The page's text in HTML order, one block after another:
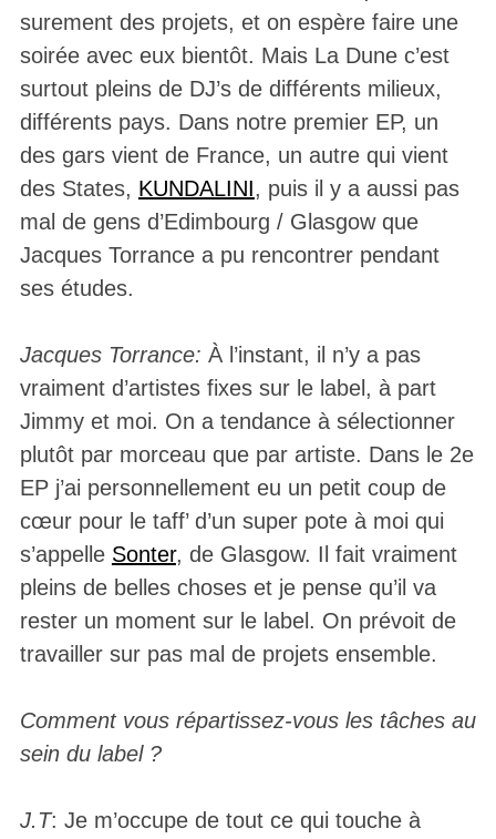
surement des projets, et on espère faire une
soirée avec eux bientôt. Mais La Dune c’est
surtout pleins de DJ’s de différents milieux,
différents pays. Dans notre premier EP, un
des gars vient de France, un autre qui vient
des States, KUNDALINI, puis il y a aussi pas
mal de gens d’Edimbourg / Glasgow que
Jacques Torrance a pu rencontrer pendant
ses études.
Jacques Torrance: À l’instant, il n’y a pas
vraiment d’artistes fixes sur le label, à part
Jimmy et moi. On a tendance à sélectionner
plutôt par morceau que par artiste. Dans le 2e
EP j’ai personnellement eu un petit coup de
cœur pour le taff’ d’un super pote à moi qui
s’appelle Sonter, de Glasgow. Il fait vraiment
pleins de belles choses et je pense qu’il va
rester un moment sur le label. On prévoit de
travailler sur pas mal de projets ensemble.
Comment vous répartissez-vous les tâches au
sein du label ?
J.T: Je m’occupe de tout ce qui touche à